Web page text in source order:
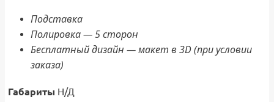
Подставка
Полировка — 5 сторон
Бесплатный дизайн — макет в 3D (при условии
заказа)
Габариты Н/Д